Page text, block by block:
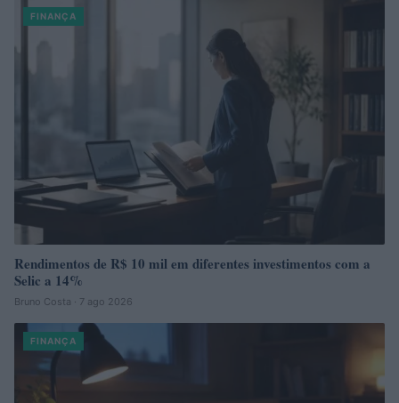
FINANÇA
Rendimentos de R$ 10 mil em diferentes investimentos com a
Selic a 14%
Bruno Costa · 7 ago 2026
FINANÇA